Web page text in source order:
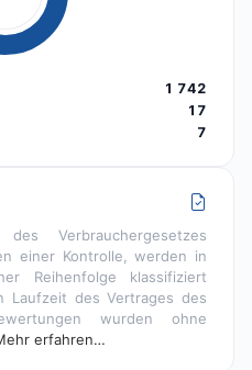
1 742
17
7
Verbrauchergesetzes
einer Kontrolle, werden in
Reihenfolge klassifiziert
Laufzeit des Vertrages des
wurden ohne
erfahren…